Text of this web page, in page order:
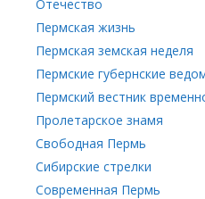
Отечество
Пермская жизнь
Пермская земская неделя
Пермские губернские
Пермский вестник
Пролетарское знамя
Свободная Пермь
Сибирские стрелки
Современная Пермь